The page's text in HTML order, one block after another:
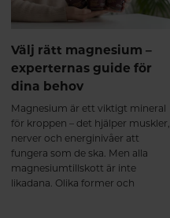
Välj rätt magnesium –
experternas guide för
dina behov
Magnesium är ett viktigt mineral
för kroppen – det hjälper muskler,
nerver och energinivåer att
fungera som de ska. Men alla
magnesiumtillskott är inte
likadana. Olika former och